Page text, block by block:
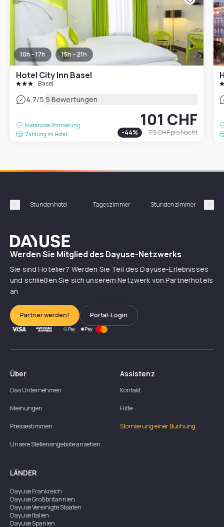
10h - 17h 15h - 21h
Hotel City Inn Basel
Basel
4.7/5|5 Bewertungen
Kostenlose Stornierung
Zahlung im Hotel
101 CHF
-44% 178 CHFpro Nacht
Précédent
Stundenhotel Tageszimmer Stundenzimmer
Dayuse
Werden Sie Mitglied des Dayuse-Netzwerks
Sie sind Hotelier? Werden Sie Teil des Dayuse-Erlebnisses
und schließen Sie sich unserem Netzwerk von Partnerhotels
an
Partner werden! Portal-Login
Über
Das Unternehmen
Meinungen
Pressestimmen
Unsere Stellenangebote ansehen
Assistenz
Kontakt
Hilfe
Stornierung einer Buchung
LÄNDER
DayuseFrankreich
DayuseGroßbritannien
DayuseVereinigte Staaten
DayuseItalien
DayuseSpanien